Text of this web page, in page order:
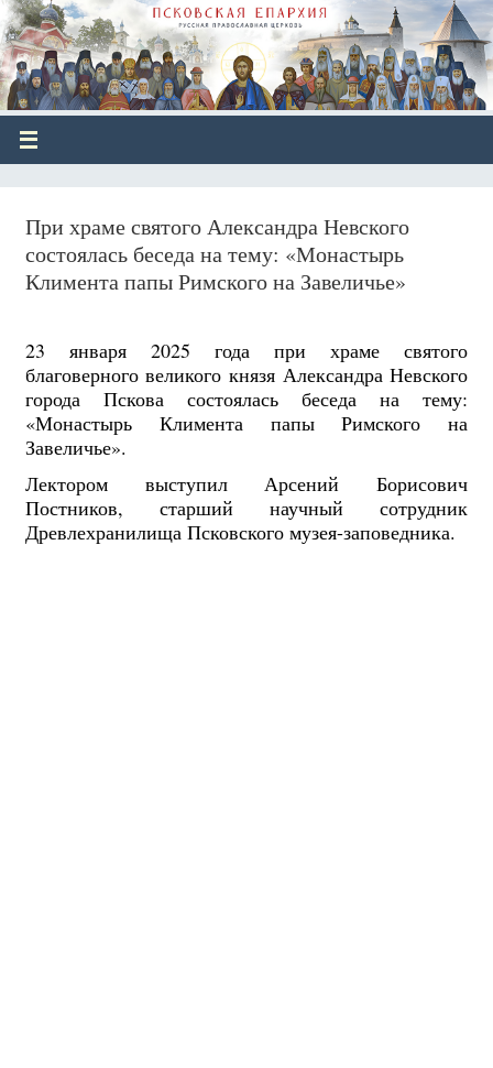
При храме святого Александра Невского
состоялась беседа на тему: «Монастырь
Климента папы Римского на Завеличье»
23 января 2025 года при храме святого
благоверного великого князя Александра Невского
города Пскова состоялась беседа на тему:
«Монастырь Климента папы Римского на
Завеличье».
Лектором выступил Арсений Борисович
Постников, старший научный сотрудник
Древлехранилища Псковского музея-заповедника.